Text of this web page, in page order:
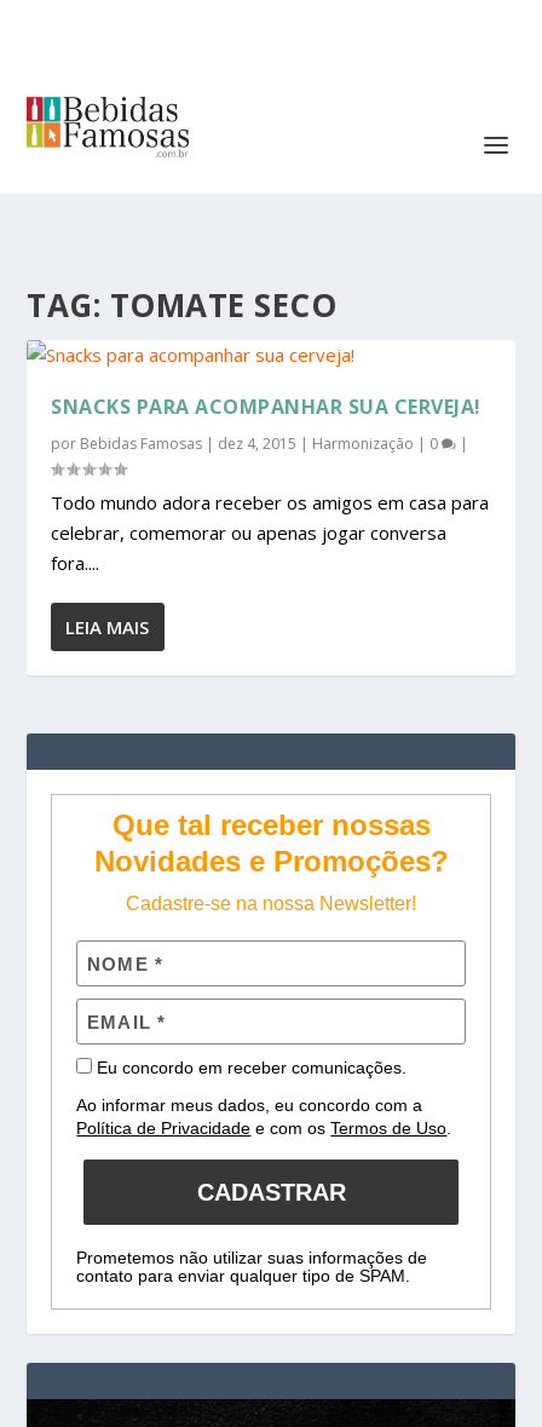
TAG: TOMATE SECO
SNACKS PARA ACOMPANHAR SUA CERVEJA!
por Bebidas Famosas | dez 4, 2015 | Harmonização | 0 |
Todo mundo adora receber os amigos em casa para
celebrar, comemorar ou apenas jogar conversa
fora....
LEIA MAIS
Que tal receber nossas
Novidades e Promoções?
Cadastre-se na nossa Newsletter!
Eu concordo em receber comunicações.
Ao informar meus dados, eu concordo com a
Política de Privacidade e com osTermos de Uso
CADASTRAR
Prometemos não utilizar suas informações de
contato para enviar qualquer tipo de SPAM.